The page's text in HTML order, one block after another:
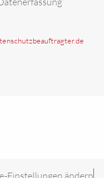
Einstellungen ändern